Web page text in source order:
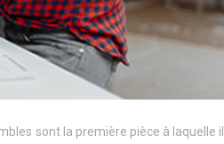
sont la première pièce à laquelle